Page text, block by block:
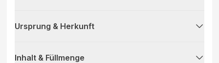
Ursprung & Herkunft
Inhalt & Füllmenge